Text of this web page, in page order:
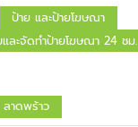
ป้าย และป้ายโฆษณา
ละจัดทำป้ายโฆษณา 24 ชม.
ลาดพร้าว